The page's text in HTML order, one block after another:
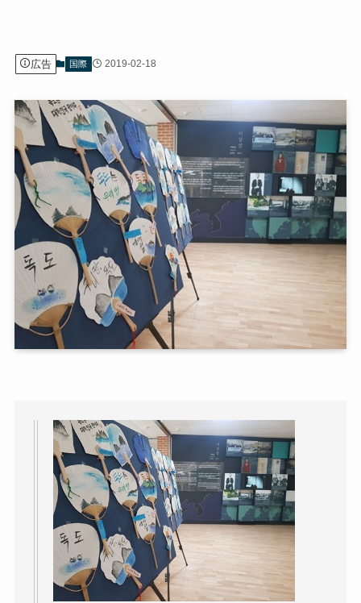
広告 国際 2019-02-18